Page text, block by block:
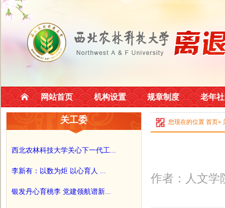
网站首页 机构设置 规章制度 老年
关工委
西北农林科技大学关心下一代工...
李新有：以数为炬 以心育人 ...
银发丹心育桃李 党建领航谱新...
您现在的位置 首页»
作者：人文